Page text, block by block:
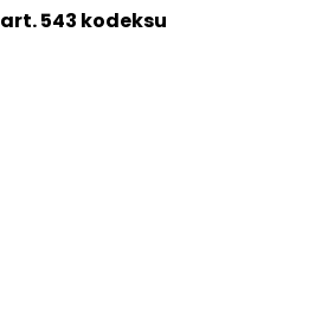
art. 543 kodeksu